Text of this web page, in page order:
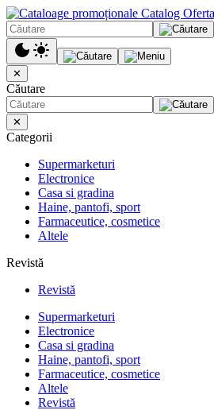
✕
Căutare
✕
Categorii
Supermarketuri
Electronice
Casa si gradina
Haine, pantofi, sport
Farmaceutice, cosmetice
Altele
Revistă
Revistă
Supermarketuri
Electronice
Casa si gradina
Haine, pantofi, sport
Farmaceutice, cosmetice
Altele
Revistă